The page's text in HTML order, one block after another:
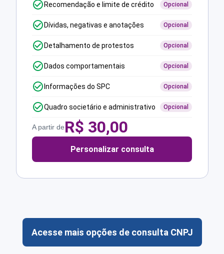
Recomendação e limite de crédito Opcional
Dívidas, negativas e anotações Opcional
Detalhamento de protestos Opcional
Dados comportamentais Opcional
Informações do SPC Opcional
Quadro societário e administrativo Opcional
A partir deR$ 30,00
Personalizar consulta
Acesse mais opções de consulta CNPJ